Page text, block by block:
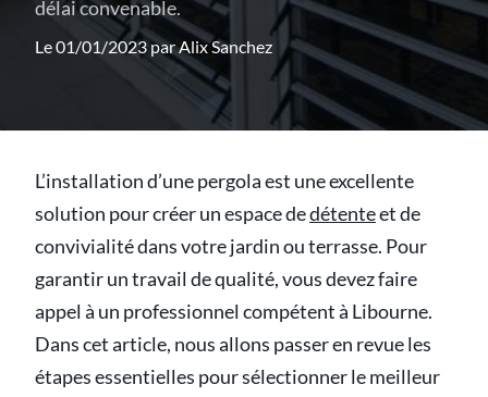
délai convenable.
Le 01/01/2023 parAlix Sanchez
L’installation d’une pergola est une excellente
solution pour créer un espace dedétenteet de
convivialité dans votre jardin ou terrasse. Pour
garantir un travail de qualité, vous devez faire
appel à un professionnel compétent à Libourne.
Dans cet article, nous allons passer en revue les
étapes essentielles pour sélectionner le meilleur